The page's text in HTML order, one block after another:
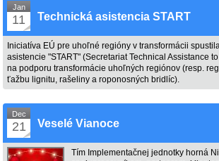
Jan
11 Technická asistencia START
Iniciatíva EÚ pre uhoľné regióny v transformácii
asistencie "START" (Secretariat Technical Assistance
na podporu transformácie uhoľných regiónov (resp.
ťažbu lignitu, rašeliny a roponosných bridlíc).
Dec
21 Veselé Vianoce
Tím Implementačnej jednotky horná